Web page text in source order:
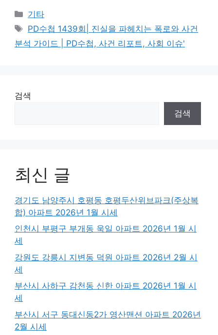
Categories
기타
Tags
PD수첩 1439회| 진실을 파헤치는 폭로와 사건
분석 가이드 | PD수첩, 사건 리포트, 사회 이슈'
검색
검색
최신 글
경기도 남양주시 호평동 호평두산위브파크(주상복
합) 아파트 2026년 1월 시세
인천시 부평구 부개동 욱일 아파트 2026년 1월 시
세
강원도 강릉시 지변동 덕원 아파트 2026년 2월 시
세
부산시 사하구 감천동 신한 아파트 2026년 1월 시
세
부산시 서구 동대신동2가 영산맨션 아파트 2026년
2월 시세